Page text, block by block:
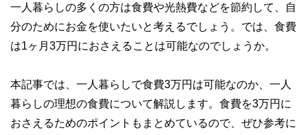
一人暮らしの多くの方は食費や光熱費などを節約して、自
分のためにお金を使いたいと考えるでしょう。では、食費
は1ヶ月3万円におさえることは可能なのでしょうか。
本記事では、一人暮らしで食費3万円は可能なのか、一人
暮らしの理想の食費について解説します。食費を3万円に
おさえるためのポイントもまとめているので、ぜひ参考に